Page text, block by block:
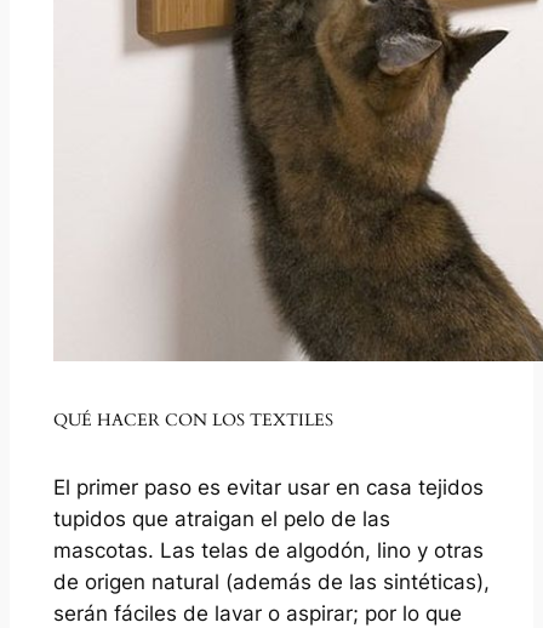
QUÉ HACER CON LOS TEXTILES
El primer paso es evitar usar en casa tejidos
tupidos que atraigan el pelo de las
mascotas. Las telas de algodón, lino y otras
de origen natural (además de las sintéticas),
serán fáciles de lavar o aspirar; por lo que